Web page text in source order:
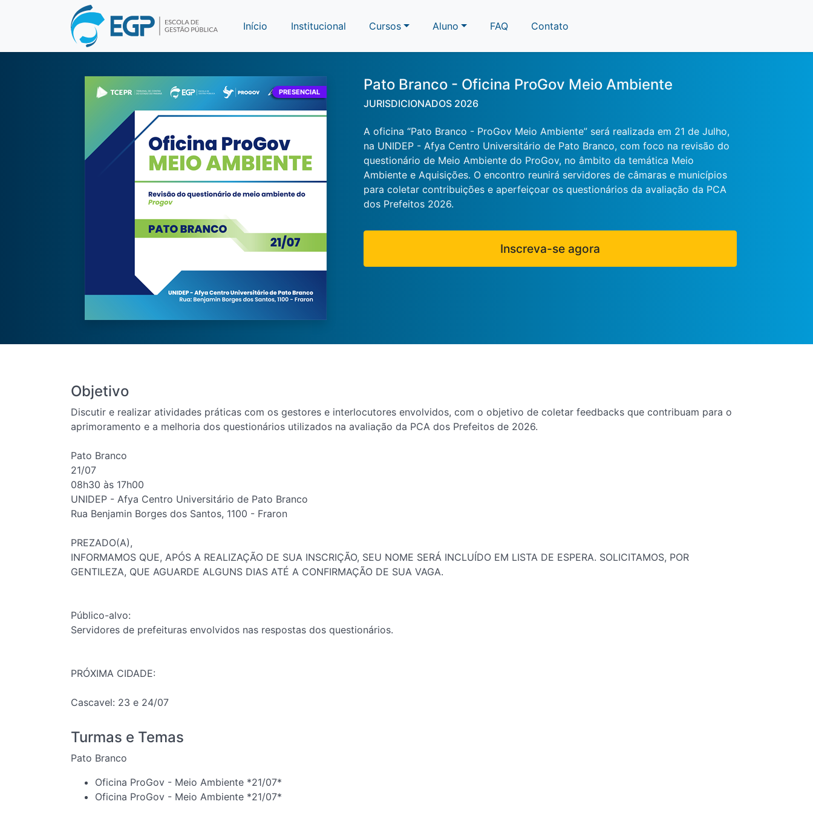
Início Institucional Cursos Aluno FAQ Contato
PRESENCIAL Pato Branco - Oficina ProGov Meio Ambiente
JURISDICIONADOS 2026
A oficina “Pato Branco - ProGov Meio Ambiente” será realizada em 21 de Julho,
na UNIDEP - Afya Centro Universitário de Pato Branco, com foco na revisão do
questionário de Meio Ambiente do ProGov, no âmbito da temática Meio
Ambiente e Aquisições. O encontro reunirá servidores de câmaras e municípios
para coletar contribuições e aperfeiçoar os questionários da avaliação da PCA
dos Prefeitos 2026.
Inscreva-se agora
Objetivo
Discutir e realizar atividades práticas com os gestores e interlocutores envolvidos, com o objetivo de coletar feedbacks que contribuam para o
aprimoramento e a melhoria dos questionários utilizados na avaliação da PCA dos Prefeitos de 2026.
Pato Branco
21/07
08h30 às 17h00
UNIDEP - Afya Centro Universitário de Pato Branco
Rua Benjamin Borges dos Santos, 1100 - Fraron
PREZADO(A),
INFORMAMOS QUE, APÓS A REALIZAÇÃO DE SUA INSCRIÇÃO, SEU NOME SERÁ INCLUÍDO EM LISTA DE ESPERA. SOLICITAMOS, POR
GENTILEZA, QUE AGUARDE ALGUNS DIAS ATÉ A CONFIRMAÇÃO DE SUA VAGA.
Público-alvo:
Servidores de prefeituras envolvidos nas respostas dos questionários.
PRÓXIMA CIDADE:
Cascavel: 23 e 24/07
Turmas e Temas
Pato Branco
Oficina ProGov - Meio Ambiente *21/07*
Oficina ProGov - Meio Ambiente *21/07*